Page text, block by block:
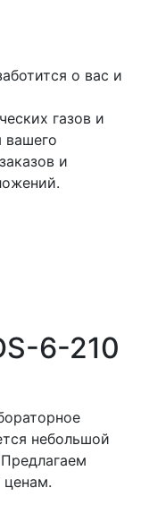
о вас и
газов и
вашего
и
6-210
небольшой